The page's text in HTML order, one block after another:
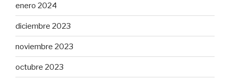
enero 2024
diciembre 2023
noviembre 2023
octubre 2023